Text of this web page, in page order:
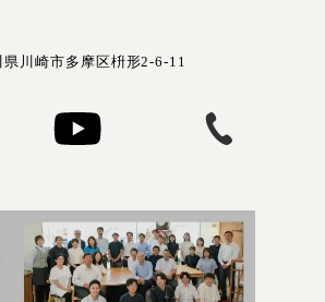
川崎市多摩区枡形2-6-11